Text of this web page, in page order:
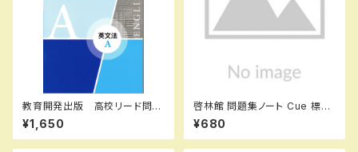
教育開発出版 高校リード問題
集 英文法 A ，英文法 B 202
6年度版 各科目（選択くださ
い） 新品完全セット ISBN
¥1,650
啓林館 問題集ノート Cue 標
準〜応用編 数学Ⅰ 集合と命
題・図形と計量 新品 問題集
本体のみ 別冊解答なし ISB
¥680